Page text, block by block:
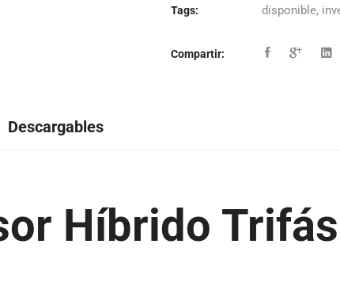
Tags: disponible,
Compartir:
Descargables
Híbrido